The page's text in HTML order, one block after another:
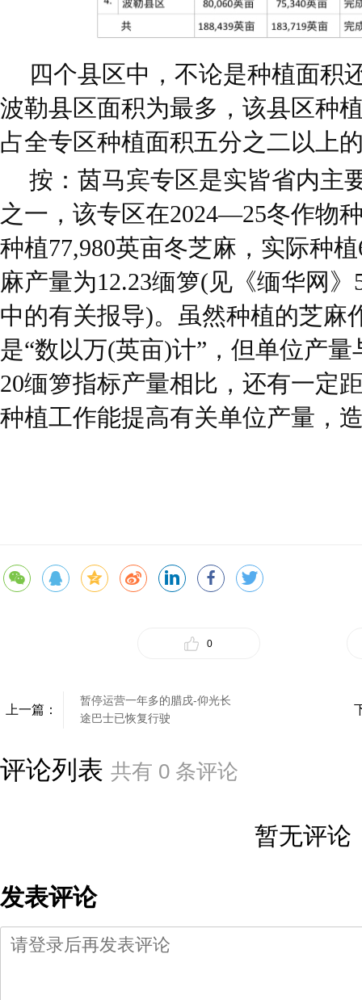
四个县区中，不论是种植面积
波勒县区面积为最多，该县区种
占全专区种植面积五分之二以上
按：茵马宾专区是实皆省内主
之一，该专区在2024—25冬作物
种植77,980英亩冬芝麻，实际种
麻产量为12.23缅箩(见《缅华网
中的有关报导)。虽然种植的芝麻
是“数以万(英亩)计”，但单位产
20缅箩指标产量相比，还有一定
种植工作能提高有关单位产量，
0
上一篇：
暂停运营一年多的腊戌-仰光长
途巴士已恢复行驶
评论列表 共有 0 条评论
暂无评论
发表评论